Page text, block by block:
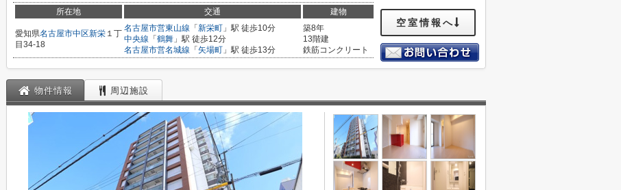
所在地 交通 建物
愛知県名古屋市中区新栄 １丁
目34-18
名古屋市営東山線 「 新栄町 」駅 徒歩10分
中央線 「 鶴舞 」駅 徒歩12分
名古屋市営名城線 「 矢場町 」駅 徒歩13分
築8年
13階建
鉄筋コンクリート
空室情報へ
物件情報 周辺施設